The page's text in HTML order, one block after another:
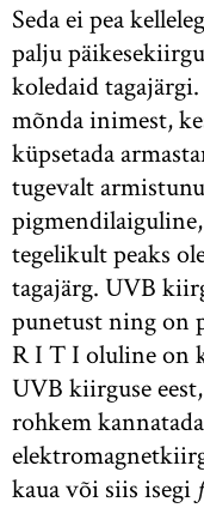
Seda ei pea
palju
koledaid
mõnda inimest,
küpsetada
tugevalt
tegelikult peaks
tagajärg. UVB
punetust ning on
R I T I oluline on
UVB kiirguse
rohkem
kaua või siis isegi